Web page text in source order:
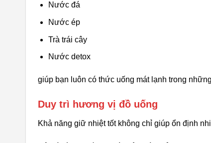
Nước đá
Nước ép
Trà trái cây
Nước detox
giúp bạn luôn có thức uống mát lạnh trong
Duy trì hương vị đồ uống
Khả năng giữ nhiệt tốt không chỉ giúp ổn định